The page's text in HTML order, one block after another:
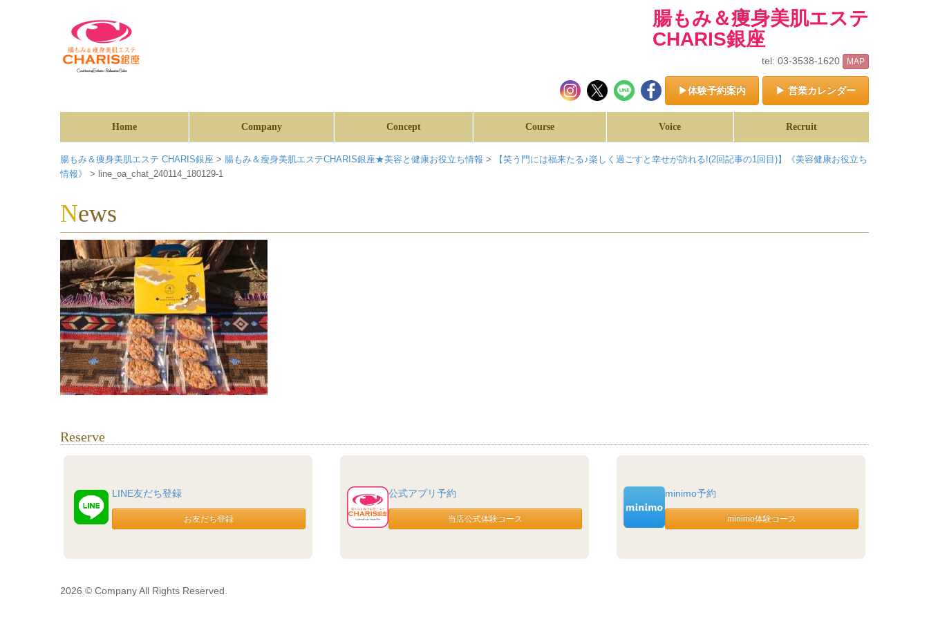
腸もみ＆痩身美肌エステ
CHARIS銀座
tel: 03-3538-1620 MAP
▶体験予約案内 ▶ 営業カレンダー
Home Company Concept Course Voice Recruit
腸もみ＆痩身美肌エステ CHARIS銀座 > 腸もみ＆瘦身美肌エステCHARIS銀座★美容と健康お役立ち情報 >
【笑う門には福来たる♪楽しく過ごすと幸せが訪れる!(2回記事の1回目)】《美容健康お役立ち
情報》
> line_oa_chat_240114_180129-1
News
Reserve
LINE友だち登録 公式アプリ予約 minimo予約
2026 © Company All Rights Reserved.